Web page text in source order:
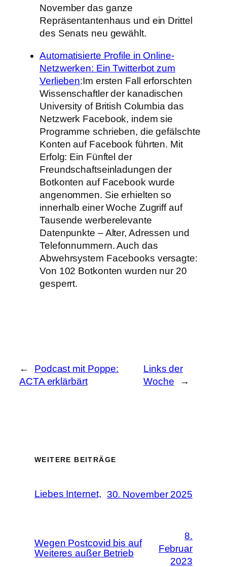
November das ganze
Repräsentantenhaus und ein Drittel
des Senats neu gewählt.
Automatisierte Profile in Online-
Netzwerken: Ein Twitterbot zum
Verlieben:Im ersten Fall erforschten
Wissenschaftler der kanadischen
University of British Columbia das
Netzwerk Facebook, indem sie
Programme schrieben, die gefälschte
Konten auf Facebook führten. Mit
Erfolg: Ein Fünftel der
Freundschaftseinladungen der
Botkonten auf Facebook wurde
angenommen. Sie erhielten so
innerhalb einer Woche Zugriff auf
Tausende werberelevante
Datenpunkte – Alter, Adressen und
Telefonnummern. Auch das
Abwehrsystem Facebooks versagte:
Von 102 Botkonten wurden nur 20
gesperrt.
←
Podcast mit Poppe:
ACTA erklärbärt
Links der
Woche
→
WEITERE BEITRÄGE
Liebes Internet, 30. November 2025
Wegen Postcovid bis auf
Weiteres außer Betrieb
8.
Februar
2023